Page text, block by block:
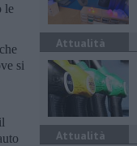
le
si
Attualità
Attualità